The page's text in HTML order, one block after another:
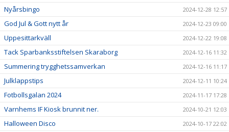
Nyårsbingo 2024-12-28 12:57
God Jul & Gott nytt år 2024-12-23 09:00
Uppesittarkväll 2024-12-22 19:08
Tack Sparbanksstiftelsen Skaraborg 2024-12-16 11:32
Summering trygghetssamverkan 2024-12-16 11:17
Julklappstips 2024-12-11 10:24
Fotbollsgalan 2024 2024-11-17 17:28
Varnhems IF Kiosk brunnit ner. 2024-10-21 12:03
Halloween Disco 2024-10-17 22:02